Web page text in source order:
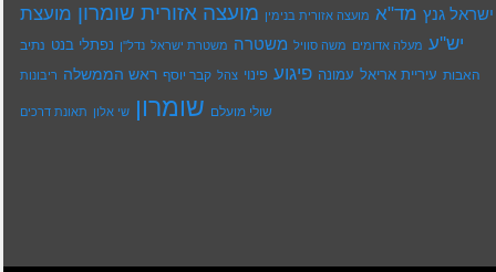
ישראל גנץ מד"א מועצה אזורית בנימין מועצה אזורית שומרון מועצת
יש''ע מעלה אדומים משה סוויל משטרה משטרת ישראל נדל''ן נפתלי בנט נתיב
האבות עיריית אריאל עמונה פיגוע פינוי צהל קבר יוסף ראש הממשלה ריבונות
שולי מועלם שומרון שי אלון תאונת דרכים